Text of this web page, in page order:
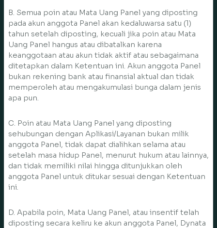
B. Semua poin atau Mata Uang Panel yang diposting
pada akun anggota Panel akan kedaluwarsa satu (1)
tahun setelah diposting, kecuali jika poin atau Mata
Uang Panel hangus atau dibatalkan karena
keanggotaan atau akun tidak aktif atau sebagaimana
ditetapkan dalam Ketentuan ini. Akun anggota Panel
bukan rekening bank atau finansial aktual dan tidak
memperoleh atau mengakumulasi bunga dalam jenis
apa pun.
C. Poin atau Mata Uang Panel yang diposting
sehubungan dengan Aplikasi/Layanan bukan milik
anggota Panel, tidak dapat dialihkan selama atau
setelah masa hidup Panel, menurut hukum atau lainnya,
dan tidak memiliki nilai hingga ditunjukkan oleh
anggota Panel untuk ditukar sesuai dengan Ketentuan
ini.
D. Apabila poin, Mata Uang Panel, atau insentif telah
diposting secara keliru ke akun anggota Panel, Dynata